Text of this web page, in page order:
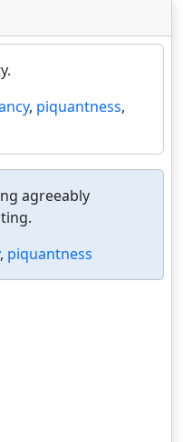
, piquantness,
agreeably
, piquantness